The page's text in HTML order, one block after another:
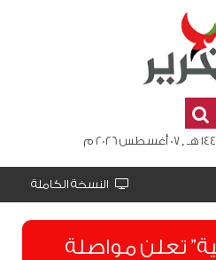
النسخة الكاملة
تعلن مواصلة